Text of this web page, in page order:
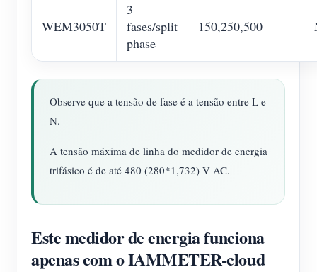
WEM3050T
3
fases/split
phase
150,250,500
Observe que a tensão de fase é a tensão entre L e
N.
A tensão máxima de linha do medidor de energia
trifásico é de até 480 (280*1,732) V AC.
Este medidor de energia funciona
apenas com o IAMMETER-cloud